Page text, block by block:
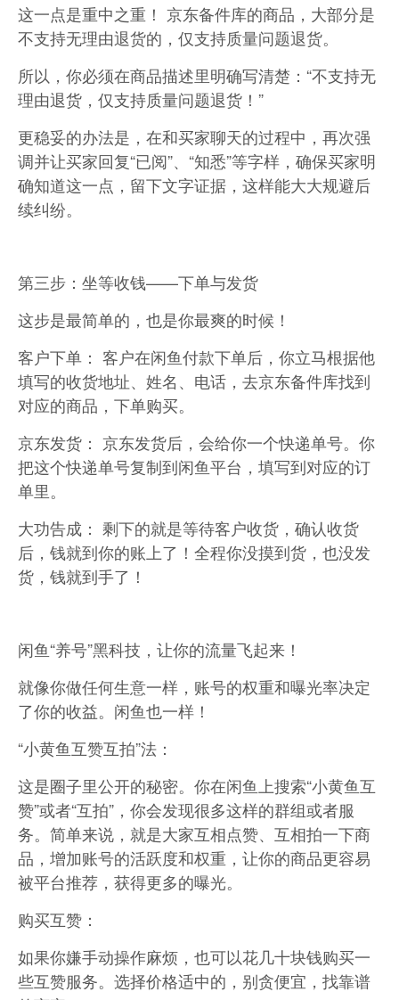
这一点是重中之重！ 京东备件库的商品，大部分是
不支持无理由退货的，仅支持质量问题退货。
所以，你必须在商品描述里明确写清楚：“不支持无
理由退货，仅支持质量问题退货！”
更稳妥的办法是，在和买家聊天的过程中，再次强
调并让买家回复“已阅”、“知悉”等字样，确保买家明
确知道这一点，留下文字证据，这样能大大规避后
续纠纷。
第三步：坐等收钱——下单与发货
这步是最简单的，也是你最爽的时候！
客户下单： 客户在闲鱼付款下单后，你立马根据他
填写的收货地址、姓名、电话，去京东备件库找到
对应的商品，下单购买。
京东发货： 京东发货后，会给你一个快递单号。你
把这个快递单号复制到闲鱼平台，填写到对应的订
单里。
大功告成： 剩下的就是等待客户收货，确认收货
后，钱就到你的账上了！全程你没摸到货，也没发
货，钱就到手了！
闲鱼“养号”黑科技，让你的流量飞起来！
就像你做任何生意一样，账号的权重和曝光率决定
了你的收益。闲鱼也一样！
“小黄鱼互赞互拍”法：
这是圈子里公开的秘密。你在闲鱼上搜索“小黄鱼互
赞”或者“互拍”，你会发现很多这样的群组或者服
务。简单来说，就是大家互相点赞、互相拍一下商
品，增加账号的活跃度和权重，让你的商品更容易
被平台推荐，获得更多的曝光。
购买互赞：
如果你嫌手动操作麻烦，也可以花几十块钱购买一
些互赞服务。选择价格适中的，别贪便宜，找靠谱